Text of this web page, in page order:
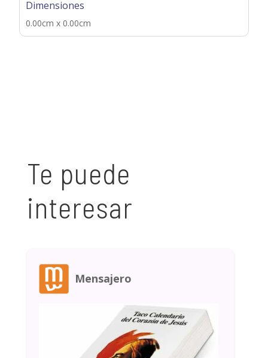
Dimensiones
0.00cm x 0.00cm
Te puede
interesar
Mensajero